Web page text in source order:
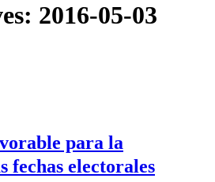
2016-05-03
para la
fechas electorales